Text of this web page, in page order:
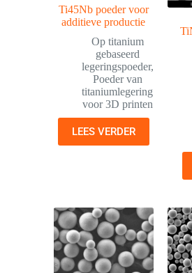
Ti45Nb poeder voor
additieve productie
Op titanium
gebaseerd
legeringspoeder,
Poeder van
titaniumlegering
voor 3D printen
LEES VERDER